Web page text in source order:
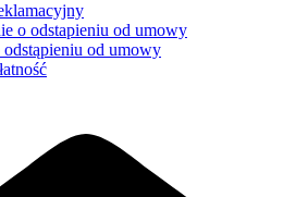
o odstapieniu od umowy
odstąpieniu od umowy